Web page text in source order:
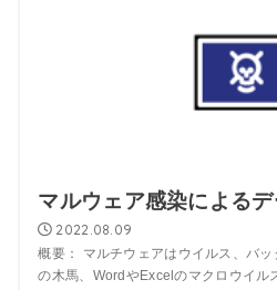
マルウェア感染による
2022.08.09
概要： マルチウェアはウイルス、バ
の木馬、WordやExcelのマクロウイル